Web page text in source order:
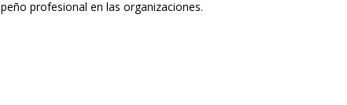
profesional en las organizaciones.